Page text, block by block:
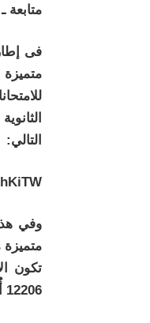
متابعة
فى
التالي:
تكون
12206 أُفقي معدل ترميز 27500.